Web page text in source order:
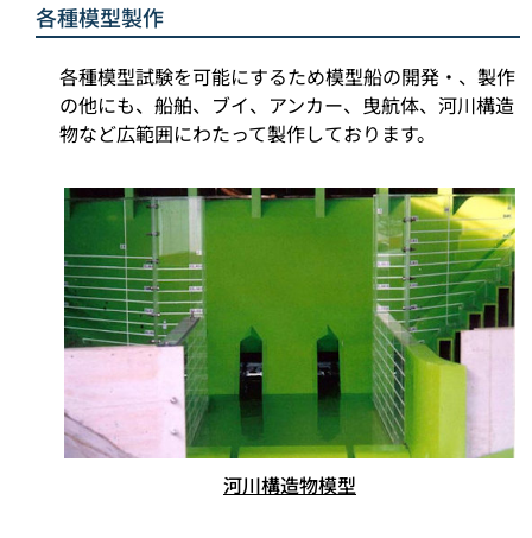
各種模型製作
各種模型試験を可能にするため模型船の開発・、製作
の他にも、船舶、ブイ、アンカー、曳航体、河川構造
物など広範囲にわたって製作しております。
河川構造物模型